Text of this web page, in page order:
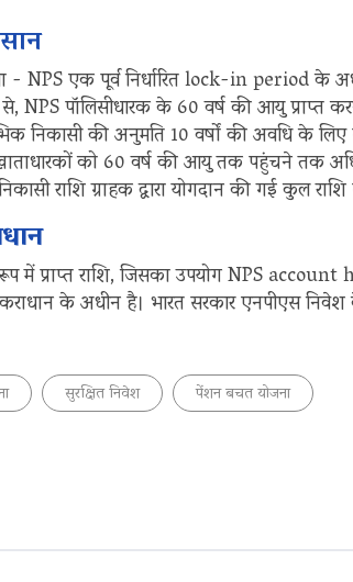
NPS एक पूर्व निर्धारित lock-in period के
NPS पॉलिसीधारक के 60 वर्ष की आयु प्राप्त
निकासी की अनुमति 10 वर्षों की अवधि के
को 60 वर्ष की आयु तक पहुंचने तक
राशि ग्राहक द्वारा योगदान की गई कुल
राशि, जिसका उपयोग NPS account
के अधीन है। भारत सरकार एनपीएस
सुरक्षित निवेश पेंशन बचत योजना